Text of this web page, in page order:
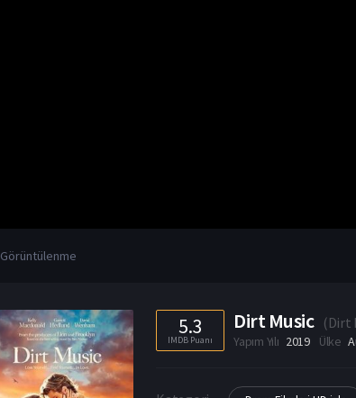
Görüntülenme
5.3
IMDB Puanı
Dirt Music (Dirt
Yapım Yılı 2019 Ülke